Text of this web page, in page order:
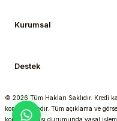
Kurumsal
Destek
© 2026 Tüm Hakları Saklıdır. Kredi
korunmaktadır. Tüm açıklama ve
kopyalanması durumunda yasal işlem